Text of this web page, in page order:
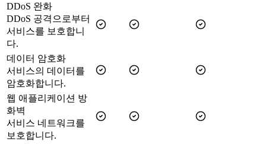
DDoS 완화
DDoS 공격으로부터
서비스를 보호합니
다.
데이터 암호화
서비스의 데이터를
암호화합니다.
웹 애플리케이션 방
화벽
서비스 네트워크를
보호합니다.